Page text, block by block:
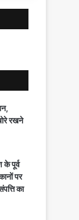
रखने
पूर्व
पर
का